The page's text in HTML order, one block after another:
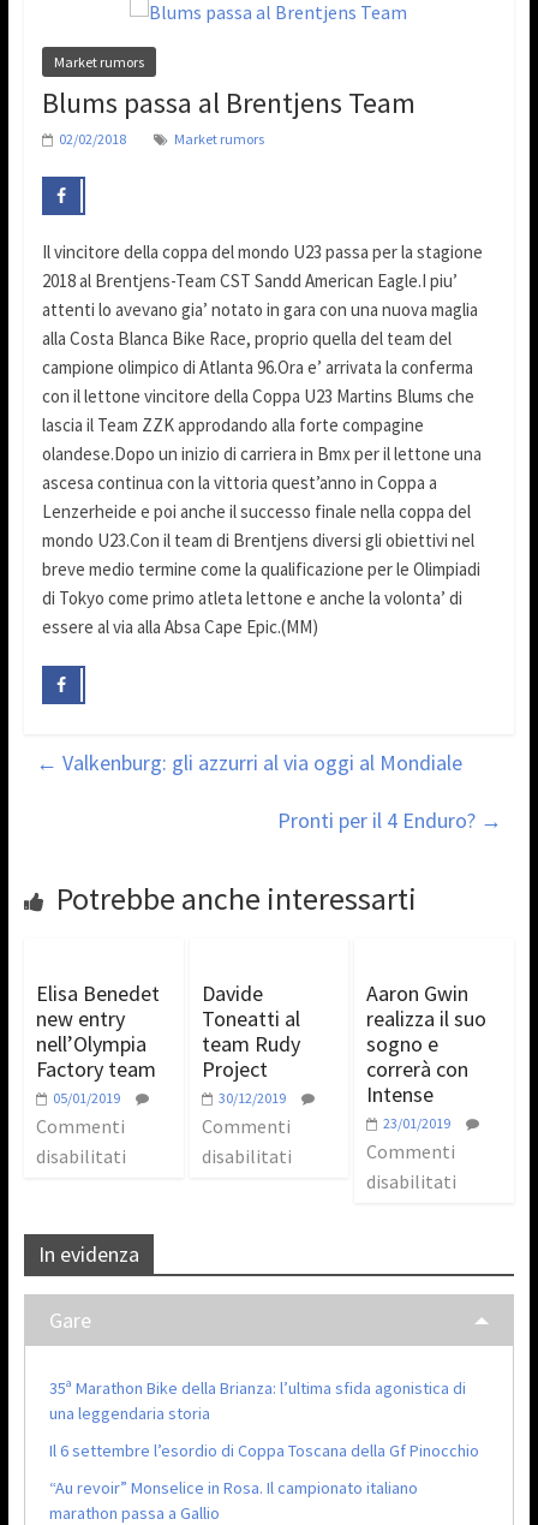
Market rumors
Blums passa al Brentjens Team
02/02/2018 Market rumors
Il vincitore della coppa del mondo U23 passa per la stagione
2018 al Brentjens-Team CST Sandd American Eagle.I piu’
attenti lo avevano gia’ notato in gara con una nuova maglia
alla Costa Blanca Bike Race, proprio quella del team del
campione olimpico di Atlanta 96.Ora e’ arrivata la conferma
con il lettone vincitore della Coppa U23 Martins Blums che
lascia il Team ZZK approdando alla forte compagine
olandese.Dopo un inizio di carriera in Bmx per il lettone una
ascesa continua con la vittoria quest’anno in Coppa a
Lenzerheide e poi anche il successo finale nella coppa del
mondo U23.Con il team di Brentjens diversi gli obiettivi nel
breve medio termine come la qualificazione per le Olimpiadi
di Tokyo come primo atleta lettone e anche la volonta’ di
essere al via alla Absa Cape Epic.(MM)
← Valkenburg: gli azzurri al via oggi al Mondiale
Pronti per il 4 Enduro? →
Potrebbe anche interessarti
Elisa Benedet
new entry
nell’Olympia
Factory team
05/01/2019
Commenti
disabilitati
Davide
Toneatti al
team Rudy
Project
30/12/2019
Commenti
disabilitati
Aaron Gwin
realizza il suo
sogno e
correrà con
Intense
23/01/2019
Commenti
disabilitati
In evidenza
Gare
35ª Marathon Bike della Brianza: l’ultima sfida agonistica di
una leggendaria storia
Il 6 settembre l’esordio di Coppa Toscana della Gf Pinocchio
“Au revoir” Monselice in Rosa. Il campionato italiano
marathon passa a Gallio